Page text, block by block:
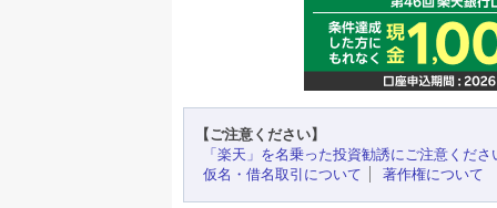
【ご注意ください】
「楽天」を名乗った投資勧誘にご注意くださ
仮名・借名取引について
著作権について